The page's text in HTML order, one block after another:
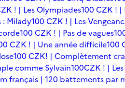
! | Les Olympiades100 CZK ! |
: Milady100 CZK ! | Les
100 CZK ! | Pas de vagues
CZK ! | Une année difficile100
100 CZK! | Complètement
comme Sylvain100CZK ! |
français | 120 battements par